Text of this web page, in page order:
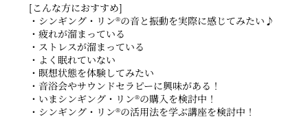
[こんな方におすすめ]
・シンギング・リン®の音と振動を実際に感じてみたい♪
・疲れが溜まっている
・ストレスが溜まっている
・よく眠れていない
・瞑想状態を体験してみたい
・音浴会やサウンドセラピーに興味がある！
・いまシンギング・リン®の購入を検討中！
・シンギング・リン®の活用法を学ぶ講座を検討中！